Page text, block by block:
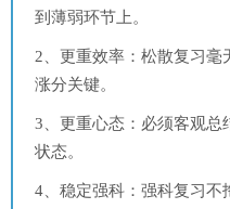
到薄弱环节上。
2、更重效率：松散复习毫
涨分关键。
3、更重心态：必须客观总
状态。
4、稳定强科：强科复习不